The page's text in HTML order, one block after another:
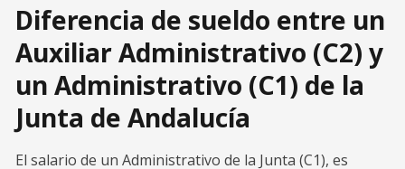
Diferencia de sueldo entre un
Auxiliar Administrativo (C2) y
un Administrativo (C1) de la
Junta de Andalucía
El salario de un Administrativo de la Junta (C1), es